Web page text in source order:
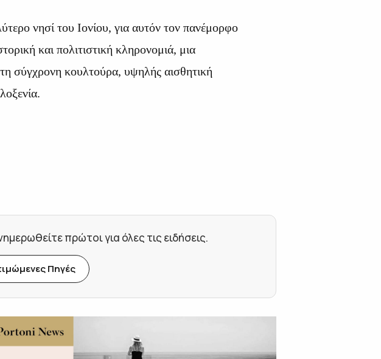
νησί του Ιονίου, για αυτόν τον πανέμορφο
και πολιτιστική κληρονομιά, μια
σύγχρονη κουλτούρα, υψηλής αισθητική
πρώτοι για όλες τις ειδήσεις.
Πηγές